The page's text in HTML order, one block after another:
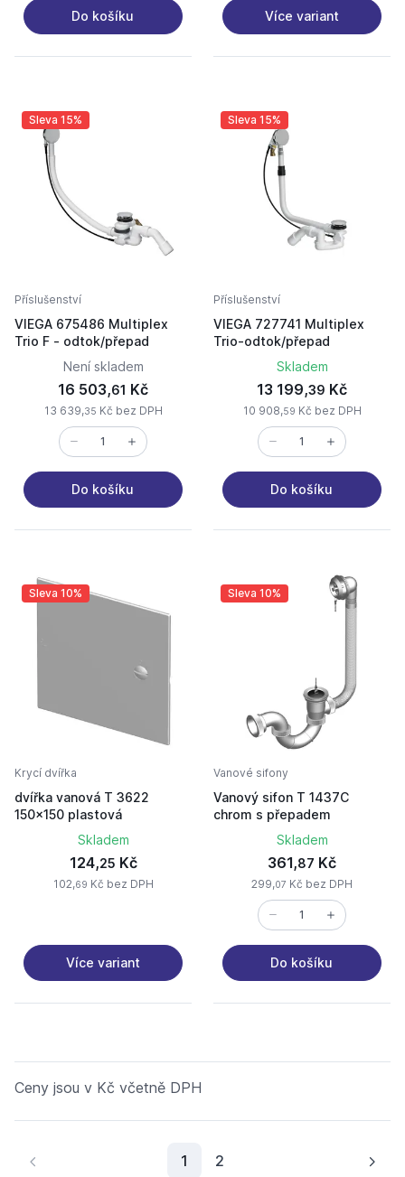
Do košíku Více variant
Sleva 15%
Příslušenství
VIEGA 675486 Multiplex
Trio F - odtok/přepad
Není skladem
16 503,61 Kč
13 639,35 Kč bez DPH
Do košíku
Sleva 15%
Příslušenství
VIEGA 727741 Multiplex
Trio-odtok/přepad
Skladem
13 199,39 Kč
10 908,59 Kč bez DPH
Do košíku
Sleva 10%
Krycí dvířka
dvířka vanová T 3622
150x150 plastová
Skladem
124,25 Kč
102,69 Kč bez DPH
Více variant
Sleva 10%
Vanové sifony
Vanový sifon T 1437C
chrom s přepadem
Skladem
361,87 Kč
299,07 Kč bez DPH
Do košíku
Ceny jsou v Kč včetně DPH
1 Aktuální stránka
2